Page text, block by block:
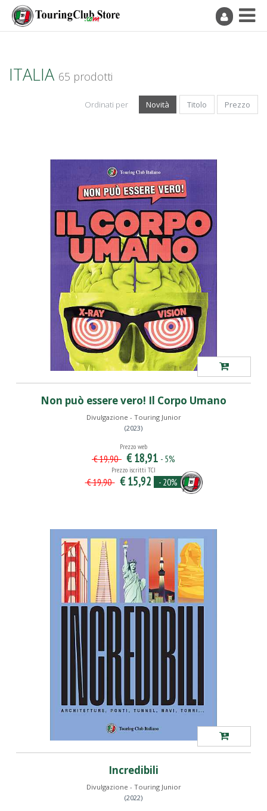
ITALIA 65 prodotti
Ordinati per Novità Titolo Prezzo
Non può essere vero! Il Corpo Umano
Divulgazione - Touring Junior
(2023)
Prezzo web
€ 19,90 € 18,91 - 5%
Prezzo iscritti TCI
€ 19,90 € 15,92 - 20%
Incredibili
Divulgazione - Touring Junior
(2022)